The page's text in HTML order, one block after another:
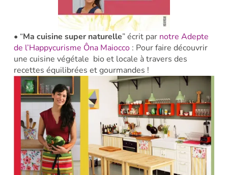
• “Ma cuisine super naturelle” écrit par notre Adepte
de l’Happycurisme Ôna Maiocco: Pour faire découvrir
une cuisine végétale bio et locale à travers des
recettes équilibrées et gourmandes !